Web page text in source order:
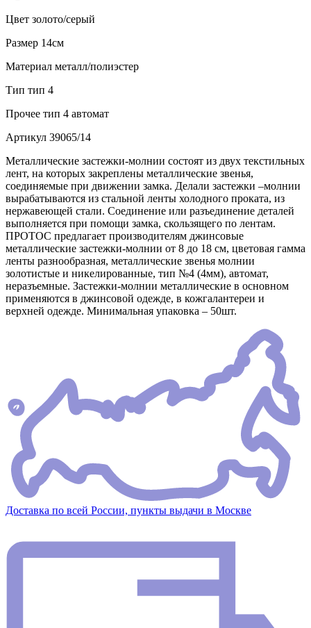
Цвет золото/серый
Размер 14см
Материал металл/полиэстер
Тип тип 4
Прочее тип 4 автомат
Артикул 39065/14
Металлические застежки-молнии состоят из двух текстильных
лент, на которых закреплены металлические звенья,
соединяемые при движении замка. Делали застежки –молнии
вырабатываются из стальной ленты холодного проката, из
нержавеющей стали. Соединение или разъединение деталей
выполняется при помощи замка, скользящего по лентам.
ПРОТОС предлагает производителям джинсовые
металлические застежки-молнии от 8 до 18 см, цветовая гамма
ленты разнообразная, металлические звенья молнии
золотистые и никелированные, тип №4 (4мм), автомат,
неразъемные. Застежки-молнии металлические в основном
применяются в джинсовой одежде, в кожгалантереи и
верхней одежде. Минимальная упаковка – 50шт.
Доставка по всей России, пункты выдачи в Москве